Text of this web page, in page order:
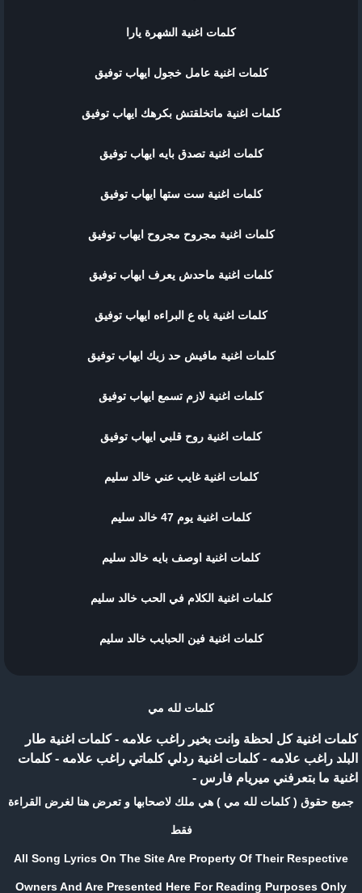
كلمات اغنية الشهرة يارا
كلمات اغنية عامل خجول ايهاب توفيق
كلمات اغنية ماتخلقتش بكرهك ايهاب توفيق
كلمات اغنية تصدق بايه ايهاب توفيق
كلمات اغنية ست ستها ايهاب توفيق
كلمات اغنية مجروح مجروح ايهاب توفيق
كلمات اغنية ماحدش يعرف ايهاب توفيق
كلمات اغنية ياه ع البراءه ايهاب توفيق
كلمات اغنية مافيش حد زيك ايهاب توفيق
كلمات اغنية لازم تسمع ايهاب توفيق
كلمات اغنية روح قلبي ايهاب توفيق
كلمات اغنية غايب عني خالد سليم
كلمات اغنية يوم 47 خالد سليم
كلمات اغنية اوصف بايه خالد سليم
كلمات اغنية الكلام في الحب خالد سليم
كلمات اغنية فين الحبايب خالد سليم
كلمات لله مي
كلمات اغنية كل لحظة وانت بخير راغب علامه -كلمات اغنية طار
البلد راغب علامه -كلمات اغنية ردلي كلماتي راغب علامه -كلمات
اغنية ما بتعرفني ميريام فارس -
جميع حقوق ( كلمات لله مي ) هي ملك لاصحابها و تعرض هنا لغرض القراءة
فقط
All Song Lyrics On The Site Are Property Of Their Respective
Owners And Are Presented Here For Reading Purposes Only